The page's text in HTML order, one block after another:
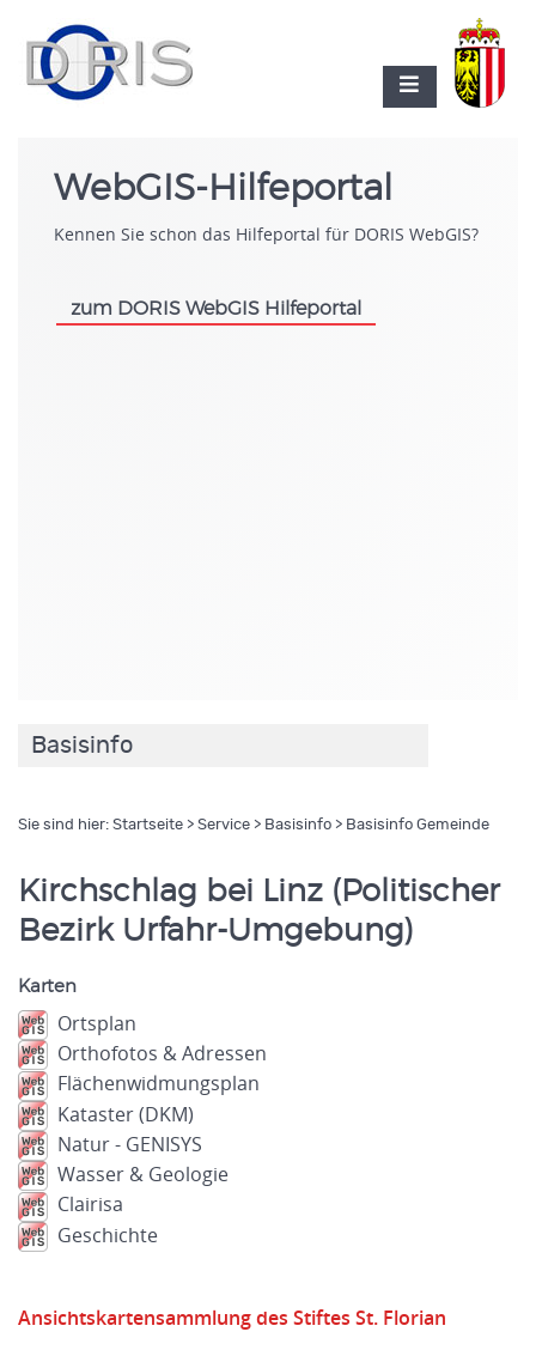
WebGIS-Hilfeportal
Kennen Sie schon das Hilfeportal für DORIS WebGIS?
zum DORIS WebGIS Hilfeportal
Basisinfo
Sie sind hier: Startseite > Service > Basisinfo > Basisinfo Gemeinde
Kirchschlag bei Linz (Politischer
Bezirk Urfahr-Umgebung)
Karten
Ortsplan
Orthofotos & Adressen
Flächenwidmungsplan
Kataster (DKM)
Natur - GENISYS
Wasser & Geologie
Clairisa
Geschichte
Ansichtskartensammlung des Stiftes St. Florian